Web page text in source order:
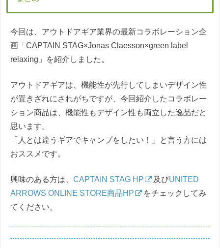
今回は、アウトドアギア業界の最新コラボレーション企
画「CAPTAIN STAG×Jonas Claesson×green label
relaxing」を紹介しました。
アウトドアギアは、機能性が先行してしまいデザイン性
が置きざれにされがちですが、今回紹介したコラボレー
ション商品は、機能性もデザイン性も両立した逸品だと
思います。
「人とは違うギアでキャンプをしたい！」と言う方には
おススメです。
興味のある方は、 CAPTAIN STAG HP 及びUNITED
ARROWS ONLINE STORE商品HP
をチェックしてみ
てください。